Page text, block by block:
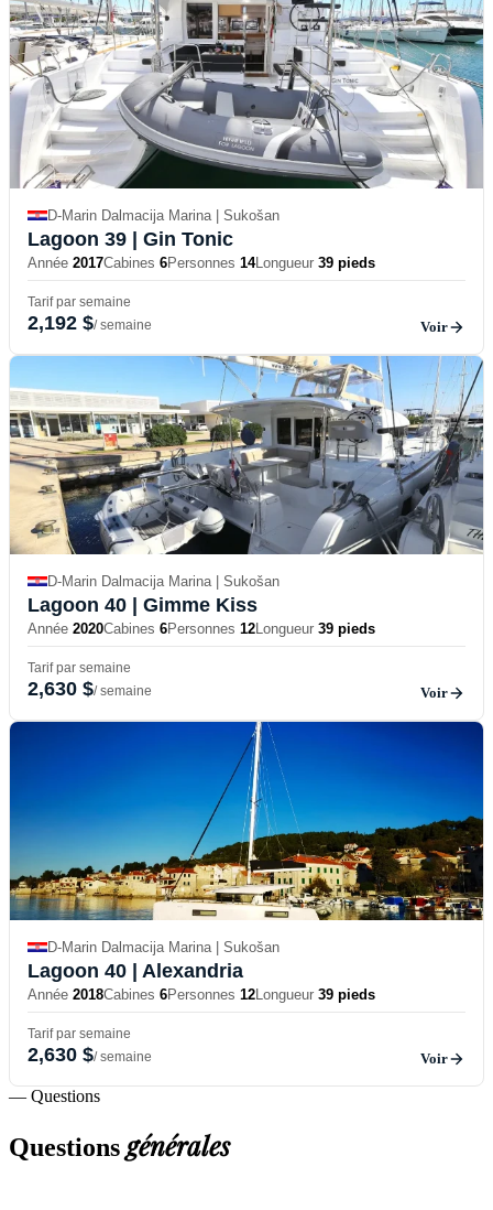
D-Marin Dalmacija Marina | Sukošan
Lagoon 39 | Gin Tonic
Année 2017Cabines 6Personnes 14Longueur 39 pieds
Tarif par semaine
2,192 $/ semaine Voir
D-Marin Dalmacija Marina | Sukošan
Lagoon 40 | Gimme Kiss
Année 2020Cabines 6Personnes 12Longueur 39 pieds
Tarif par semaine
2,630 $/ semaine Voir
D-Marin Dalmacija Marina | Sukošan
Lagoon 40 | Alexandria
Année 2018Cabines 6Personnes 12Longueur 39 pieds
Tarif par semaine
2,630 $/ semaine Voir
— Questions
Questionsgénérales